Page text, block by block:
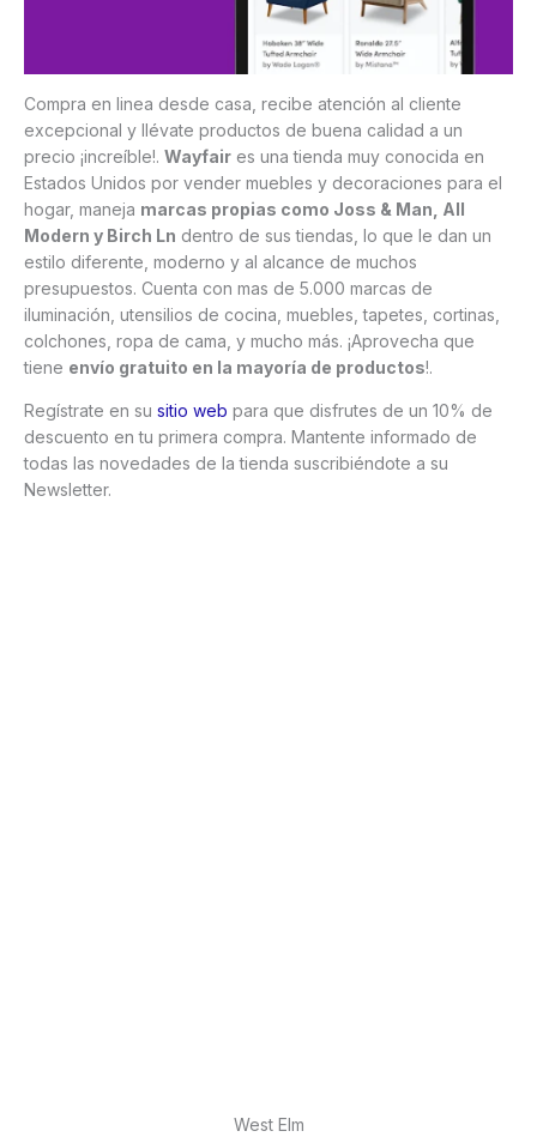
Compra en linea desde casa, recibe atención al cliente
excepcional y llévate productos de buena calidad a un
precio ¡increíble!. Wayfair es una tienda muy conocida en
Estados Unidos por vender muebles y decoraciones para el
hogar, maneja marcas propias como Joss & Man, All
Modern y Birch Ln dentro de sus tiendas, lo que le dan un
estilo diferente, moderno y al alcance de muchos
presupuestos. Cuenta con mas de 5.000 marcas de
iluminación, utensilios de cocina, muebles, tapetes, cortinas,
colchones, ropa de cama, y mucho más. ¡Aprovecha que
tiene envío gratuito en la mayoría de productos!.
Regístrate en su sitio web para que disfrutes de un 10% de
descuento en tu primera compra. Mantente informado de
todas las novedades de la tienda suscribiéndote a su
Newsletter.
West Elm